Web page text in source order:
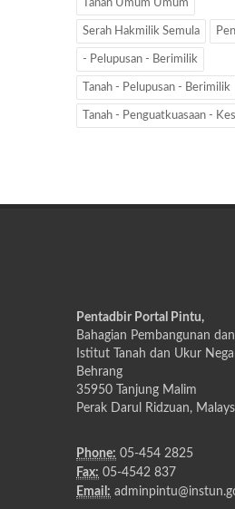
Tanah Umum Umum
Serah Hakmilik Semula
- Pelupusan - Berimilik
Tanah - Pelupusan - Berimilik
Tanah - Penguatkuasaan -
Pentadbir Portal Pintu,
Bahagian Pembangunan
Istitut Tanah dan Ukur
Behrang
35950 Tanjung Malim
Perak Darul Ridzuan,
Phone: 05-454 2825
Fax: 05-4542 837
Email: